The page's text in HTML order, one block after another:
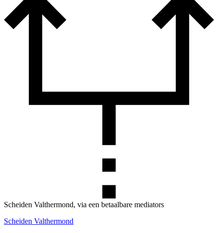
Scheiden Valthermond, via een betaalbare mediators
Scheiden Valthermond